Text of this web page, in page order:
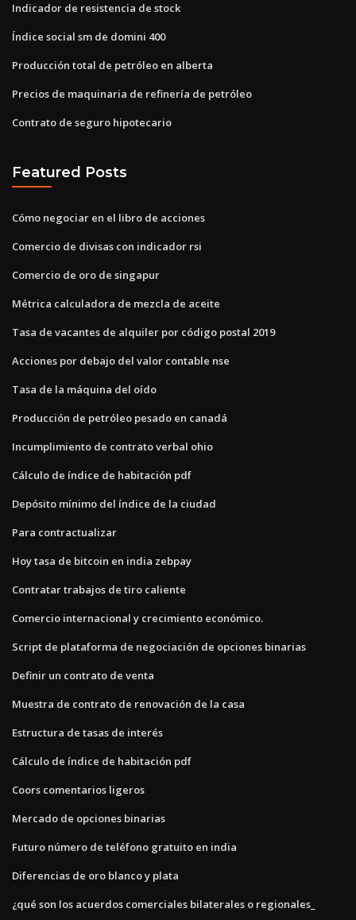
Indicador de resistencia de stock
Índice social sm de domini 400
Producción total de petróleo en alberta
Precios de maquinaria de refinería de petróleo
Contrato de seguro hipotecario
Featured Posts
Cómo negociar en el libro de acciones
Comercio de divisas con indicador rsi
Comercio de oro de singapur
Métrica calculadora de mezcla de aceite
Tasa de vacantes de alquiler por código postal 2019
Acciones por debajo del valor contable nse
Tasa de la máquina del oído
Producción de petróleo pesado en canadá
Incumplimiento de contrato verbal ohio
Cálculo de índice de habitación pdf
Depósito mínimo del índice de la ciudad
Para contractualizar
Hoy tasa de bitcoin en india zebpay
Contratar trabajos de tiro caliente
Comercio internacional y crecimiento económico.
Script de plataforma de negociación de opciones binarias
Definir un contrato de venta
Muestra de contrato de renovación de la casa
Estructura de tasas de interés
Cálculo de índice de habitación pdf
Coors comentarios ligeros
Mercado de opciones binarias
Futuro número de teléfono gratuito en india
Diferencias de oro blanco y plata
¿qué son los acuerdos comerciales bilaterales o regionales_